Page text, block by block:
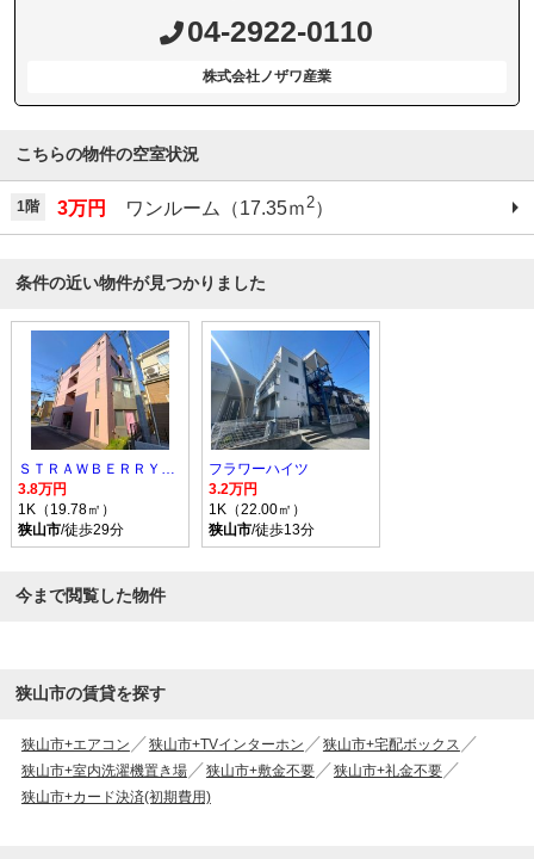
04-2922-0110
株式会社ノザワ産業
こちらの物件の空室状況
1階 3万円 ワンルーム（17.35ｍ2）
条件の近い物件が見つかりました
ＳＴＲＡＷＢＥＲＲＹ ＣＵＢＥ
3.8万円
1K（19.78㎡）
狭山市/徒歩29分
フラワーハイツ
3.2万円
1K（22.00㎡）
狭山市/徒歩13分
今まで閲覧した物件
狭山市の賃貸を探す
狭山市+エアコン 狭山市+TVインターホン
狭山市+宅配ボックス
狭山市+室内洗濯機置き場
狭山市+敷金不要
狭山市+礼金不要
狭山市+カード決済(初期費用)